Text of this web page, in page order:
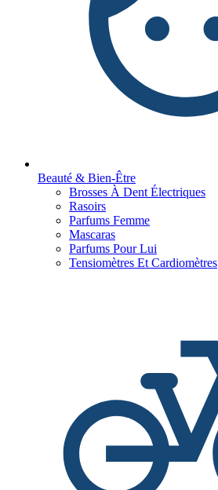
Beauté & Bien-Être
Brosses À Dent Électriques
Rasoirs
Parfums Femme
Mascaras
Parfums Pour Lui
Tensiomètres Et Cardiomètres